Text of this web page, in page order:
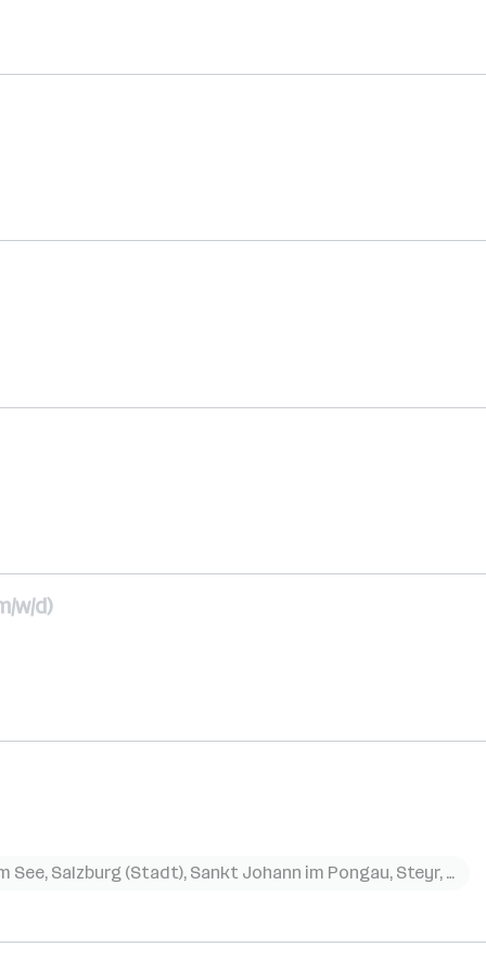
w/d)
See, Salzburg (Stadt), Sankt Johann im Pongau, Steyr,